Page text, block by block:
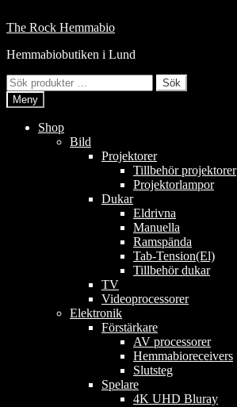
till
Hoppa
navigering
Hoppa
innehåll
The Rock Hemmabio
Hemmabiobutiken i Lund
Sök
efter:
Sök
Meny
Shop
Bild
Projektorer
Tillbehör projektorer
Projektorlampor
Dukar
Eldrivna
Manuella
Ramspända
Tab-Tension(El)
Tillbehör dukar
TV
Videoprocessorer
Elektronik
Förstärkare
AV processorer
Hemmabioreceivers
Slutsteg
Spelare
4K UHD Bluray